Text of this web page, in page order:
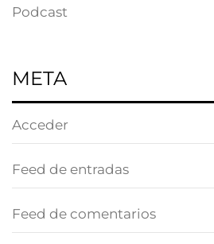
Podcast
META
Acceder
Feed de entradas
Feed de comentarios